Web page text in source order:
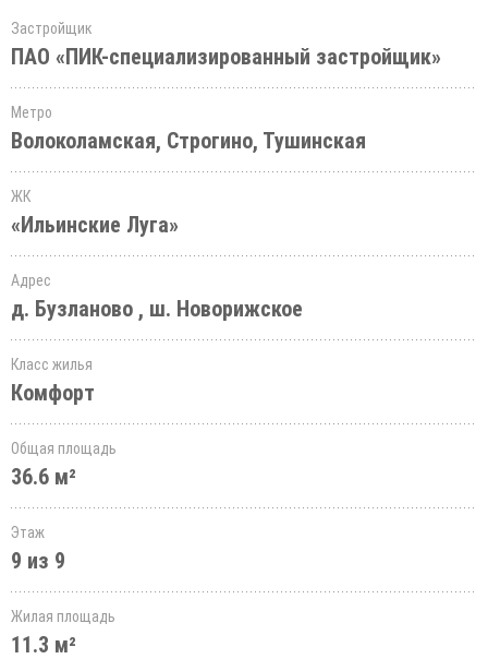
Застройщик
ПАО «ПИК-специализированный застройщик»
Метро
Волоколамская, Строгино, Тушинская
ЖК
«Ильинские Луга»
Адрес
д. Бузланово , ш. Новорижское
Класс жилья
Комфорт
Общая площадь
36.6 м²
Этаж
9 из 9
Жилая площадь
11.3 м²